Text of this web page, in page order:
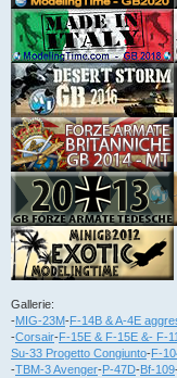
Gallerie:
-MIG-23M-F-14B & A-4E
-Corsair-F-15E & F-15E &- F-
Su-33 Progetto Congiunto-F-
-TBM-3 Avenger-P-47D-Bf-109